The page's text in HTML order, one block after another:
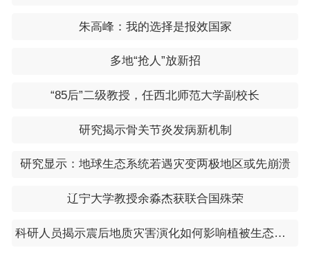
朱高峰：我的选择是报效国家
多地“抢人”放新招
“85后”二级教授，任西北师范大学副校长
研究揭示骨关节炎发病新机制
研究显示：地球生态系统若遇灾变两极地区或先崩溃
辽宁大学教授余淼杰获联合国殊荣
科研人员揭示震后地质灾害演化如何影响植被生态功能